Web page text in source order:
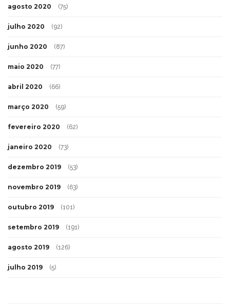
agosto 2020 (75)
julho 2020 (92)
junho 2020 (87)
maio 2020 (77)
abril 2020 (66)
março 2020 (59)
fevereiro 2020 (62)
janeiro 2020 (73)
dezembro 2019 (53)
novembro 2019 (63)
outubro 2019 (101)
setembro 2019 (191)
agosto 2019 (126)
julho 2019 (5)